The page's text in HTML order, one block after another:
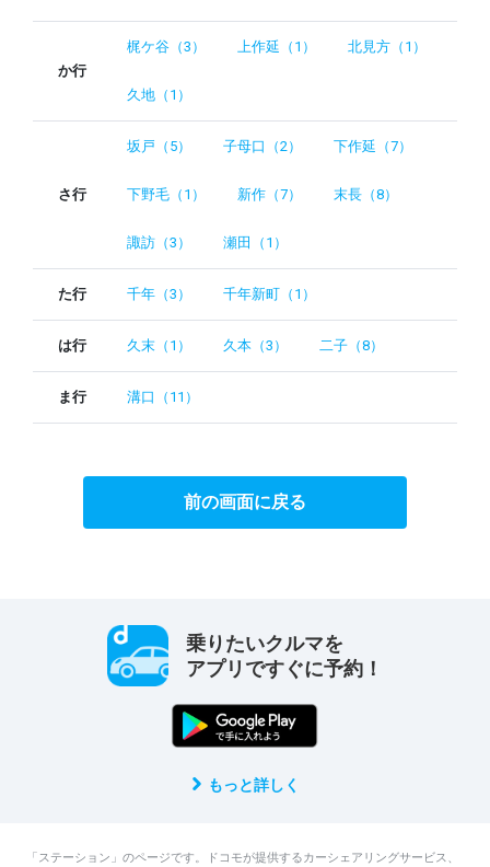
か行
梶ケ谷（3） 上作延（1） 北見方（1）
久地（1）
さ行
坂戸（5） 子母口（2） 下作延（7）
下野毛（1） 新作（7） 末長（8）
諏訪（3） 瀬田（1）
た行 千年（3） 千年新町（1）
は行 久末（1） 久本（3） 二子（8）
ま行 溝口（11）
前の画面に戻る
乗りたいクルマを
アプリですぐに予約！
もっと詳しく
「ステーション」のページです。ドコモが提供するカーシェアリングサービス、